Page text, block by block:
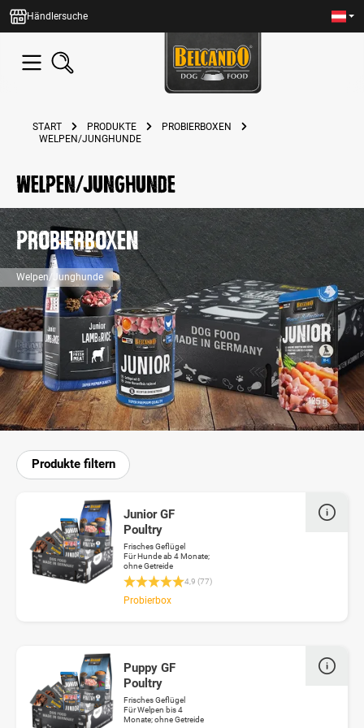
springen
Händlersuche
START PRODUKTE
PROBIERBOXEN
WELPEN/JUNGHUNDE
Welpen/Junghunde
Probierboxen
Welpen/Junghunde
Produkte filtern
Junior GF
Poultry
Frisches Geflügel
Für Hunde ab 4 Monate;
ohne Getreide
Durchschnittliche Bewertung 4.9 von 5
4,9 (77)
Probierbox
Puppy GF
Poultry
Frisches Geflügel
Für Welpen bis 4
Monate; ohne Getreide